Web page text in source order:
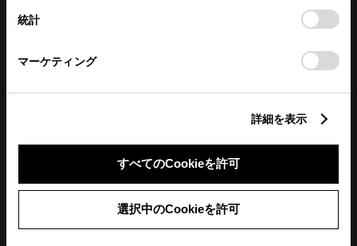
設定の変更、同意を撤回したりするにあたっては、当社の
「Cookie（クッキー）情報の取り扱いについて
」をご覧くだ
統計
マーケティング
詳細を表示
すべてのCookieを許可
選択中のCookieを許可